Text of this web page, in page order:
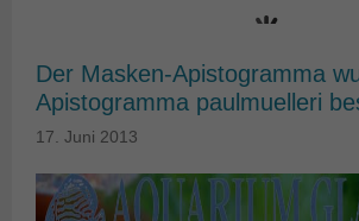
Der Masken-Apistogramma
Apistogramma paulmuelleri
17. Juni 2013